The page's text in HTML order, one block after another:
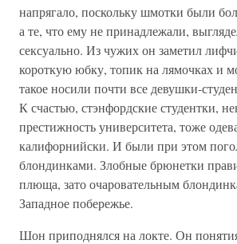
напрягало, поскольку шмотки были
а те, что ему не принадлежали,
сексуально. Из чужих он заметил
короткую юбку, топик на лямочках и
такое носили почти все девушки-
К счастью, стэнфордские студентки,
престижность университета, тоже
калифорнийски. И были при этом
блондинками. Злобные брюнетки
плюща, зато очаровательным
Западное побережье.
Шон приподнялся на локте. Он